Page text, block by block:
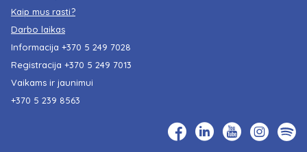
Kaip mus rasti?
Darbo laikas
Informacija +370 5 249 7028
Registracija +370 5 249 7013
Vaikams ir jaunimui
+370 5 239 8563